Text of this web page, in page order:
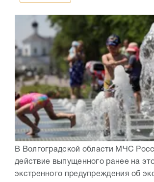
В Волгоградской области МЧС
действие выпущенного ранее на
экстренного предупреждения об